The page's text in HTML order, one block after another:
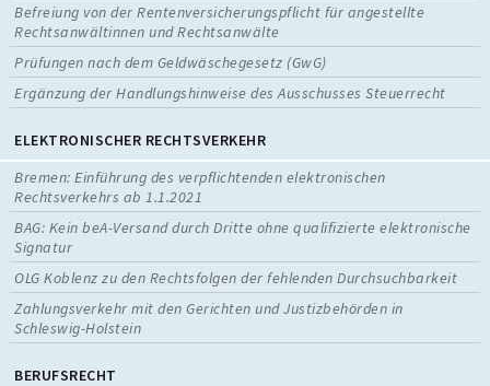
Befreiung von der Rentenversicherungspflicht für angestellte
Rechtsanwältinnen und Rechtsanwälte
Prüfungen nach dem Geldwäschegesetz (GwG)
Ergänzung der Handlungshinweise des Ausschusses Steuerrecht
ELEKTRONISCHER RECHTSVERKEHR
Bremen: Einführung des verpflichtenden elektronischen
Rechtsverkehrs ab 1.1.2021
BAG: Kein beA-Versand durch Dritte ohne qualifizierte elektronische
Signatur
OLG Koblenz zu den Rechtsfolgen der fehlenden Durchsuchbarkeit
Zahlungsverkehr mit den Gerichten und Justizbehörden in
Schleswig-Holstein
BERUFSRECHT